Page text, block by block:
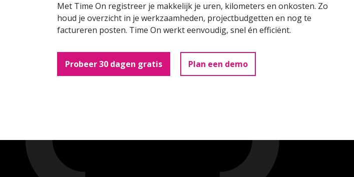
Met Time On registreer je makkelijk je uren, kilometers en onkosten. Zo
houd je overzicht in je werkzaamheden, projectbudgetten en nog te
factureren posten. Time On werkt eenvoudig, snel én efficiënt.
Probeer 30 dagen gratis Plan een demo